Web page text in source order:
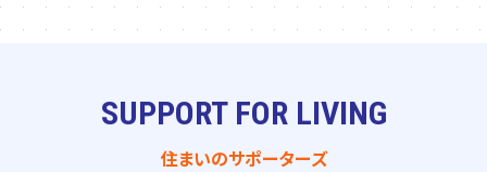
SUPPORT FOR LIVING
住まいのサポーターズ